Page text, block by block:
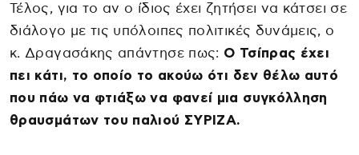
Τέλος, για το αν ο ίδιος έχει ζητήσει να κάτσει σε
διάλογο με τις υπόλοιπες πολιτικές δυνάμεις, ο
κ. Δραγασάκης απάντησε πως: Ο Τσίπρας έχει
πει κάτι, το οποίο το ακούω ότι δεν θέλω αυτό
που πάω να φτιάξω να φανεί μια συγκόλληση
θραυσμάτων του παλιού ΣΥΡΙΖΑ.